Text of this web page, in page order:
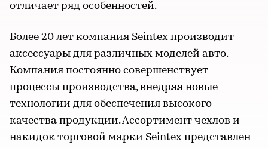
отличает ряд особенностей.
Более 20 лет компания Seintex производит
аксессуары для различных моделей авто.
Компания постоянно совершенствует
процессы производства, внедряя новые
технологии для обеспечения высокого
качества продукции. Ассортимент чехлов и
накидок торговой марки Seintex представлен